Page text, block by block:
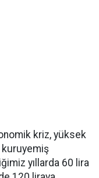
kriz, yüksek
kuruyemiş
yıllarda 60 lira